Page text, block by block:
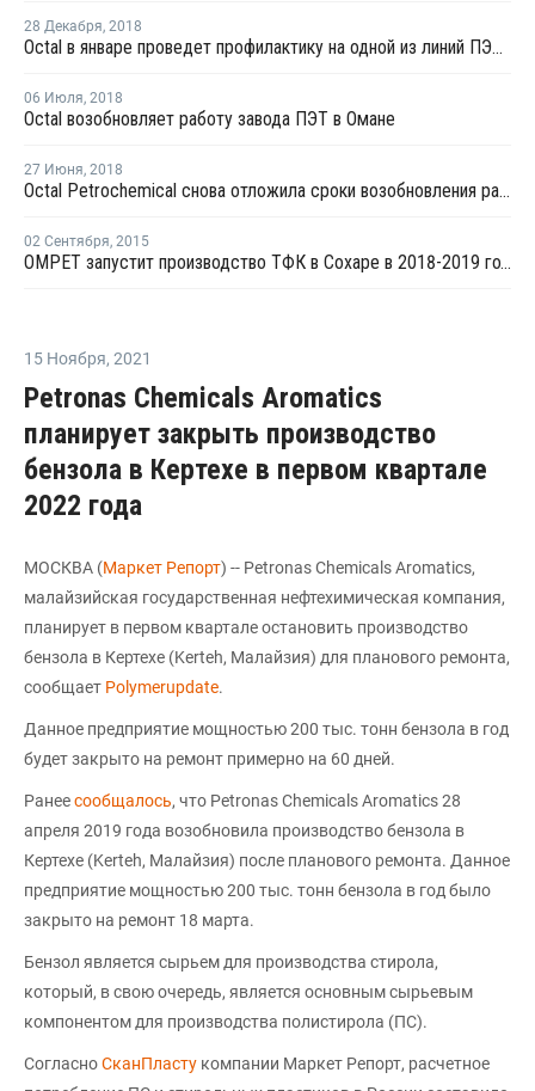
28 Декабря, 2018
Octal в январе проведет профилактику на одной из линий ПЭТ в Омане
06 Июля, 2018
Octal возобновляет работу завода ПЭТ в Омане
27 Июня, 2018
Octal Petrochemical снова отложила сроки возобновления работы завода ПЭТ в Омане
02 Сентября, 2015
OMPET запустит производство ТФК в Сохаре в 2018-2019 годах
15 Ноября, 2021
Petronas Chemicals Aromatics
планирует закрыть производство
бензола в Кертехе в первом квартале
2022 года
МОСКВА (Маркет Репорт) -- Petronas Chemicals Aromatics,
малайзийская государственная нефтехимическая компания,
планирует в первом квартале остановить производство
бензола в Кертехе (Kerteh, Малайзия) для планового ремонта,
сообщает Polymerupdate.
Данное предприятие мощностью 200 тыс. тонн бензола в год
будет закрыто на ремонт примерно на 60 дней.
Ранеесообщалось, что Petronas Chemicals Aromatics 28
апреля 2019 года возобновила производство бензола в
Кертехе (Kerteh, Малайзия) после планового ремонта. Данное
предприятие мощностью 200 тыс. тонн бензола в год было
закрыто на ремонт 18 марта.
Бензол является сырьем для производства стирола,
который, в свою очередь, является основным сырьевым
компонентом для производства полистирола (ПС).
СогласноСканПласту компании Маркет Репорт, расчетное